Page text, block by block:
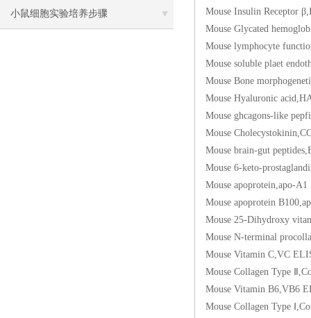
方法
小鼠细胞实验培养步骤
Mouse Insulin Receptor
Mouse Glycated
Mouse lymphocyte
Mouse soluble plaet
Mouse Bone
Mouse Hyaluronic
Mouse ghcagons-like
Mouse
Mouse brain-gut
Mouse 6-keto-
Mouse apoprotein,apo-
Mouse apoprotein
Mouse 25-Dihydroxy
Mouse N-terminal
Mouse Vitamin C,VC
Mouse Collagen Type
Mouse Vitamin B6,VB6
Mouse Collagen Type